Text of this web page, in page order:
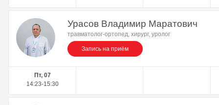
Урасов Владимир Маратович
травматолог-ортопед, хирург, уролог
Запись на приём
Пт, 07
14:23-15:30